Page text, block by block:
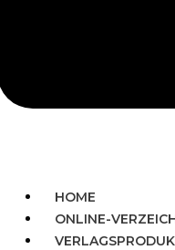
HOME
ONLINE-